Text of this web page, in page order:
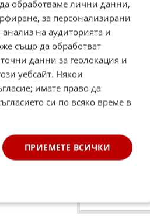
Олисе
Ирландия в
игра на
Силвия
Българската
на специална
допинга:
Може да
мога да си
аз. Аз не се
Ако ме
щастлив
продължа
нормално,
е разбит
че ще
обработваме лични данни,
за персонализирани
на аудиторията и
също да обработват
данни за геолокация и
уебсайт. Някои
имате право да
си по всяко време в
ПРИЕМЕТЕ ВСИЧКИ